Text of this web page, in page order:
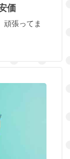
価
頑張ってま